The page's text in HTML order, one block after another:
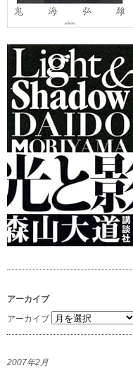
アーカイブ
アーカイブ
2007年2月